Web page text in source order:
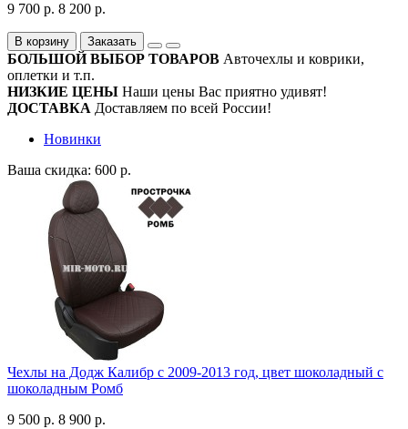
9 700 р. 8 200 р.
В корзину Заказать
БОЛЬШОЙ ВЫБОР ТОВАРОВ Авточехлы и коврики,
оплетки и т.п.
НИЗКИЕ ЦЕНЫ Наши цены Вас приятно удивят!
ДОСТАВКА Доставляем по всей России!
Новинки
Ваша скидка: 600 р.
Чехлы на Додж Калибр с 2009-2013 год, цвет шоколадный с
шоколадным Ромб
9 500 р. 8 900 р.